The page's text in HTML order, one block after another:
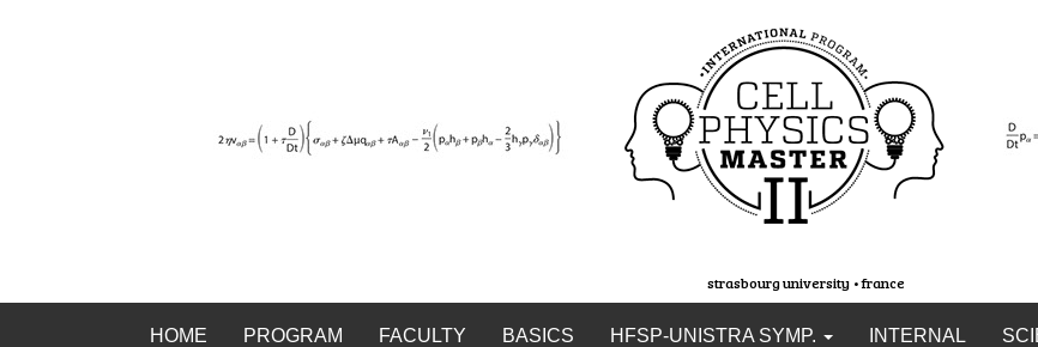
strasbourg university • france
HOME PROGRAM FACULTY BASICS HFSP-UNISTRA SYMP. INTERNAL